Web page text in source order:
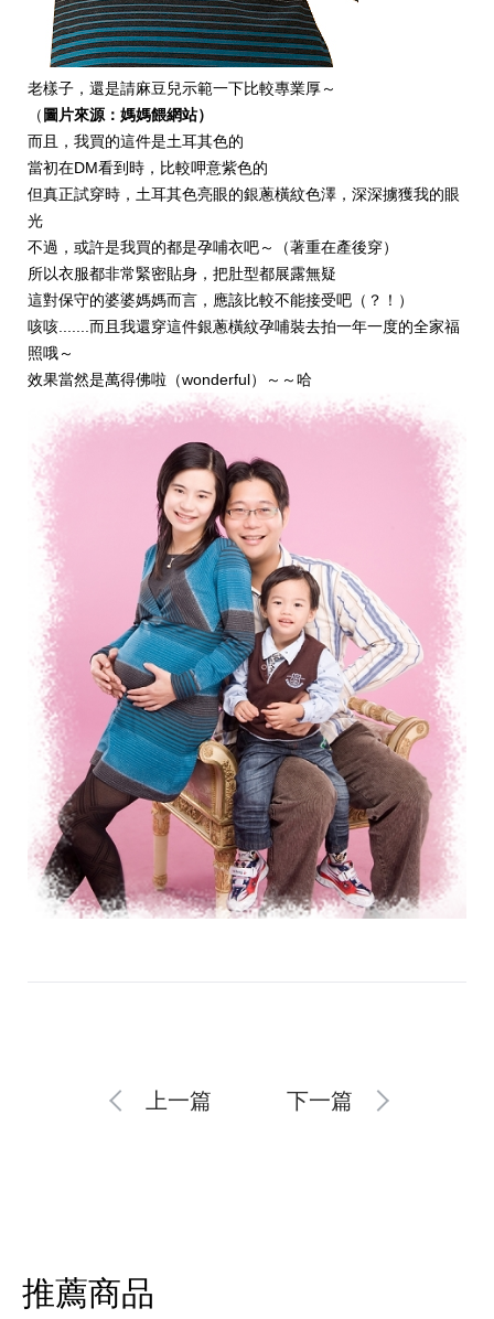
老樣子，還是請麻豆兒示範一下比較專業厚～
（ 圖片來源：媽媽餵網站）
而且，我買的這件是土耳其色的
當初在DM看到時，比較呷意紫色的
但真正試穿時，土耳其色亮眼的銀蔥橫紋色澤，深深擄獲我的眼
光
不過，或許是我買的都是孕哺衣吧～（著重在產後穿）
所以衣服都非常緊密貼身，把肚型都展露無疑
這對保守的婆婆媽媽而言，應該比較不能接受吧（？！）
咳咳.......而且我還穿這件銀蔥橫紋孕哺裝去拍一年一度的全家福
照哦～
效果當然是萬得佛啦（wonderful）～～哈
上一篇 下一篇
推薦商品